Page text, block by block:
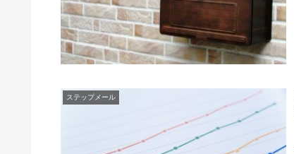
ステップメール